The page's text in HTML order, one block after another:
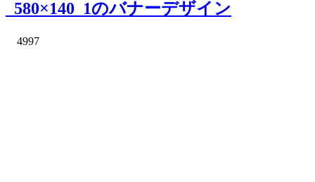
_580×140_1のバナーデザイン
4997